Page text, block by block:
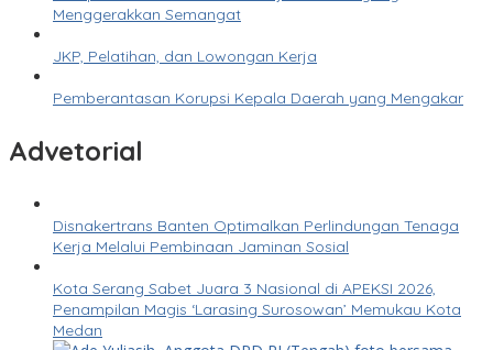
Menggerakkan Semangat
JKP, Pelatihan, dan Lowongan Kerja
Pemberantasan Korupsi Kepala Daerah yang Mengakar
Advetorial
Disnakertrans Banten Optimalkan Perlindungan Tenaga
Kerja Melalui Pembinaan Jaminan Sosial
Kota Serang Sabet Juara 3 Nasional di APEKSI 2026,
Penampilan Magis ‘Larasing Surosowan’ Memukau Kota
Medan